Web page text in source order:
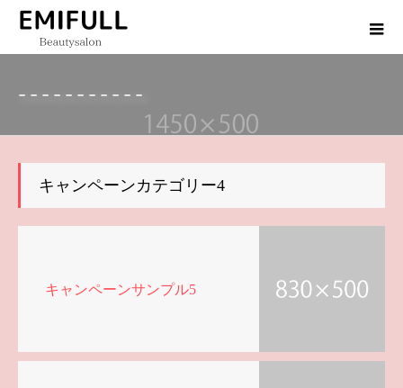
-----------
キャンペーンカテゴリー4
キャンペーンサンプル5